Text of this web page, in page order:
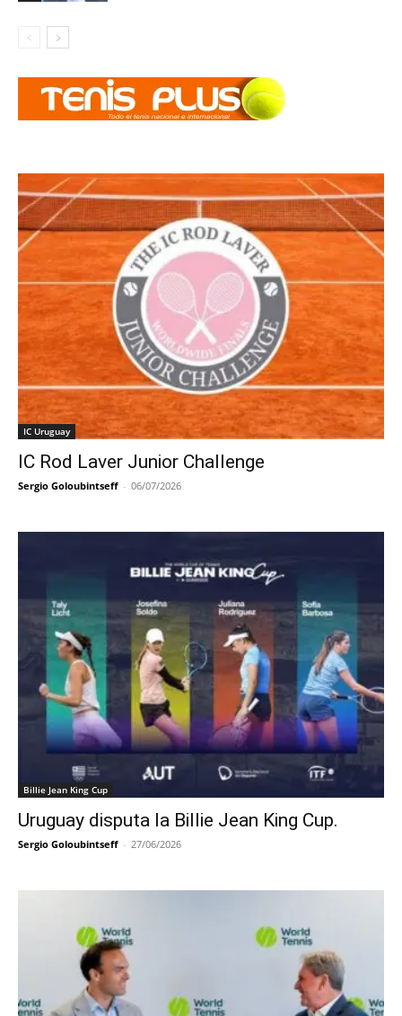
IC Uruguay
IC Rod Laver Junior Challenge
Sergio Goloubintseff - 06/07/2026
Billie Jean King Cup
Uruguay disputa la Billie Jean King Cup.
Sergio Goloubintseff - 27/06/2026